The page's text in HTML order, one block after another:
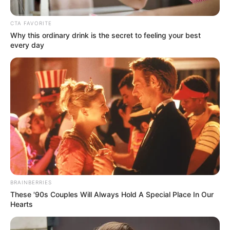
Imagen creada con inteligencia artificial
Sorteos día lunes festivo 15 de junio de 2026
Por:Sophia Salamanca Gómez
Junio 15, 2026
CTA FAVORITE
Why this ordinary drink is the secret to feeling your best
every day
BRAINBERRIES
These '90s Couples Will Always Hold A Special Place In Our
Hearts